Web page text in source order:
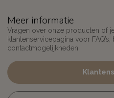
Meer informatie
Vragen over onze producten of
klantenservicepagina voor
contactmogelijkheden.